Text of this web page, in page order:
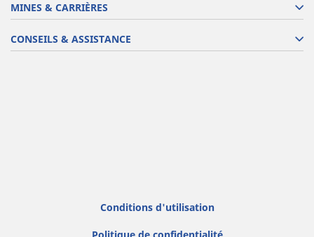
MINES & CARRIÈRES
CONSEILS & ASSISTANCE
Conditions d'utilisation